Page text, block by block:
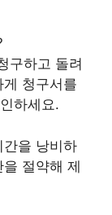
구하고 돌려
청구서를
하세요.
을 낭비하
절약해 제